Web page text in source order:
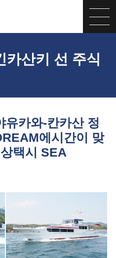
카산키 선 주식
유카와-칸카산 정
에시간이 맞
택시 SEA